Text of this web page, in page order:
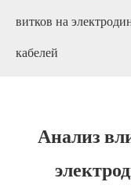
витков на
кабелей
Анализ